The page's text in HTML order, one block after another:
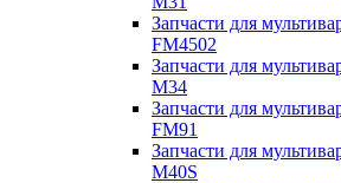
Запчасти для
FM4502
Запчасти для
M34
Запчасти для
FM91
Запчасти для
M40S